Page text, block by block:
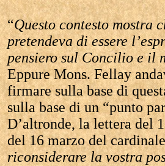
“Questo contesto mostra
pretendeva di essere
pensiero sul Concilio e il
Eppure Mons. Fellay
firmare sulla base di
sulla base di un “punto
D’altronde, la lettera del
del 16 marzo del
riconsiderare la vostra